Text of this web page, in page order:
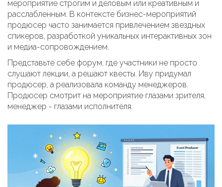
мероприятие строгим и деловым или креативным и
расслабленным. В контексте бизнес-мероприятий
продюсер часто занимается привлечением звездных
спикеров, разработкой уникальных интерактивных зон
и медиа-сопровождением.
Представьте себе форум, где участники не просто
слушают лекции, а решают квесты. Иву придумал
продюсер, а реализовала команду менеджеров.
Продюсер смотрит на мероприятие глазами зрителя,
менеджер - глазами исполнителя.